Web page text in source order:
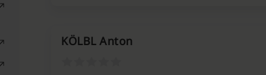
KÖLBL Anton